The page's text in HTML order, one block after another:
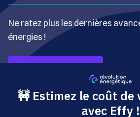
Ne ratez plus les dernières
énergies !
S’inscrire gratuitement
Copyright © Révolution Énergétique -